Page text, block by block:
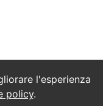
l'esperienza
policy.